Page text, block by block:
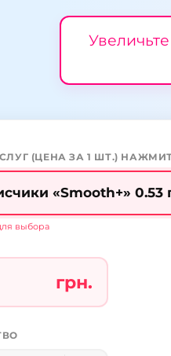
(ЦЕНА ЗА 1 ШТ.)
грн.